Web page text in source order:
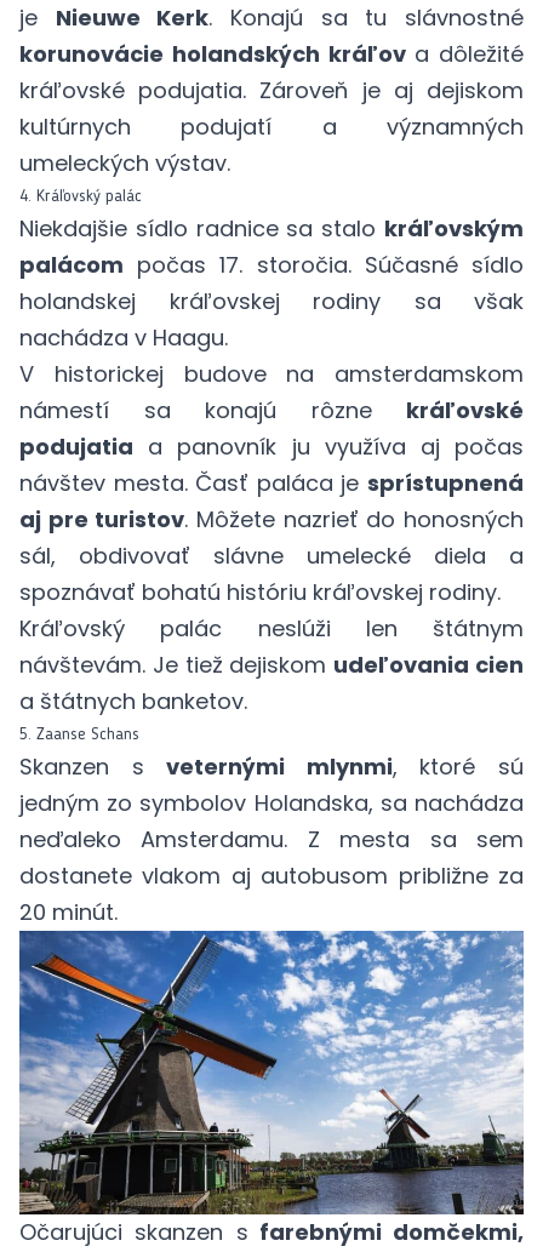
je Nieuwe Kerk. Konajú sa tu slávnostné
korunovácie holandských kráľov a dôležité
kráľovské podujatia. Zároveň je aj dejiskom
kultúrnych podujatí a významných
umeleckých výstav.
4. Kráľovský palác
Niekdajšie sídlo radnice sa stalo kráľovským
palácom počas 17. storočia. Súčasné sídlo
holandskej kráľovskej rodiny sa však
nachádza v Haagu.
V historickej budove na amsterdamskom
námestí sa konajú rôzne kráľovské
podujatia a panovník ju využíva aj počas
návštev mesta. Časť paláca je sprístupnená
aj pre turistov. Môžete nazrieť do honosných
sál, obdivovať slávne umelecké diela a
spoznávať bohatú históriu kráľovskej rodiny.
Kráľovský palác neslúži len štátnym
návštevám. Je tiež dejiskom udeľovania cien
a štátnych banketov.
5. Zaanse Schans
Skanzen sveternými mlynmi, ktoré sú
jedným zo symbolov Holandska, sa nachádza
neďaleko Amsterdamu. Z mesta sa sem
dostanete vlakom aj autobusom približne za
20 minút.
Očarujúci skanzen s farebnými domčekmi,